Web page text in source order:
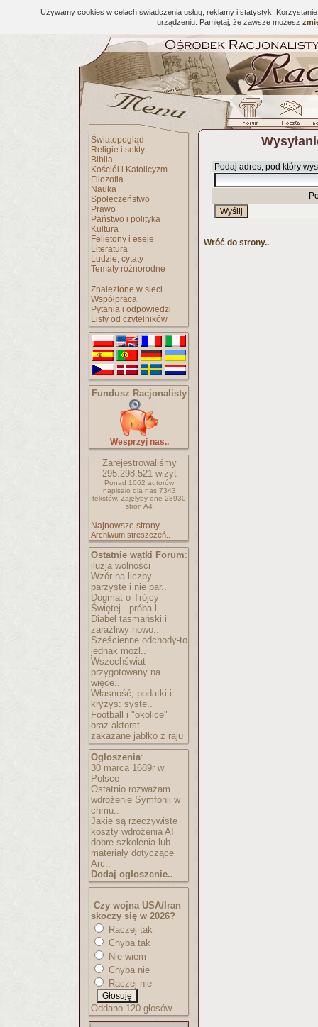
Używamy cookies w celach świadczenia usług, reklamy i statystyk.
urządzeniu. Pamiętaj, że zawsze możesz
Światopogląd
Religie i sekty
Biblia
Kościół i Katolicyzm
Filozofia
Nauka
Społeczeństwo
Prawo
Państwo i polityka
Kultura
Felietony i eseje
Literatura
Ludzie, cytaty
Tematy różnorodne
Znalezione w sieci
Współpraca
Pytania i odpowiedzi
Listy od czytelników
Fundusz Racjonalisty
Wesprzyj nas..
Zarejestrowaliśmy
295.298.521wizyt
Ponad 1062 autorów
napisało dla nas 7343
tekstów. Zajęłyby one 28930
stron A4
Najnowsze strony..
Archiwum streszczeń..
Ostatnie wątki Forum:
iluzja wolności
Wzór na liczby
parzyste i nie par..
Dogmat o Trójcy
Świętej - próba l..
Diabeł tasmański i
zaraźliwy nowo..
Sześcienne odchody-to
jednak możl..
Wszechświat
przygotowany na
więce..
Własność, podatki i
kryzys: syste..
Football i "okolice"
oraz aktorst..
zakazane jabłko z raju
Ogłoszenia:
30 marca 1689r w
Polsce
Ostatnio rozważam
wdrożenie Symfonii w
chmu..
Jakie są rzeczywiste
koszty wdrożenia AI
dobre szkolenia lub
materiały dotyczące
Arc..
Dodaj ogłoszenie..
Czy wojna USA/Iran
skoczy się w 2026?
Raczej tak
Chyba tak
Nie wiem
Chyba nie
Raczej nie
Oddano 120 głosów.
Podaj adres, pod który
Wróć do strony..